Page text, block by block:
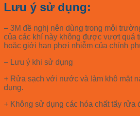
Lưu ý sử dụng:
– 3M đề nghị nên dùng trong môi
của các khí này không được vượt quá
hoặc giới hạn phơi nhiễm của chính
– Lưu ý khi sử dụng
+ Rửa sạch với nước và làm khô mặt
dụng.
+ Không sử dụng các hóa chất tẩy rửa